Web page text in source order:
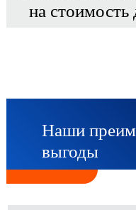
на стоимость
Наши
выгоды